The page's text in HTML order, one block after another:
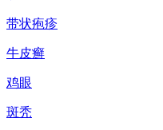
带状疱疹
牛皮癣
鸡眼
斑秃